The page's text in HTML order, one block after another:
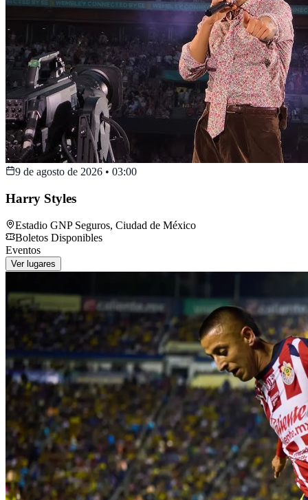
9 de agosto de 2026 • 03:00
Harry Styles
Estadio GNP Seguros, Ciudad de México
Boletos Disponibles
Eventos
Ver lugares